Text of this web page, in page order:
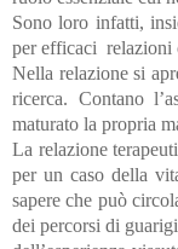
Sono loro infatti,
per efficaci relazioni
Nella relazione si
ricerca. Contano
maturato la propria
La relazione
per un caso della
sapere che può
dei percorsi di